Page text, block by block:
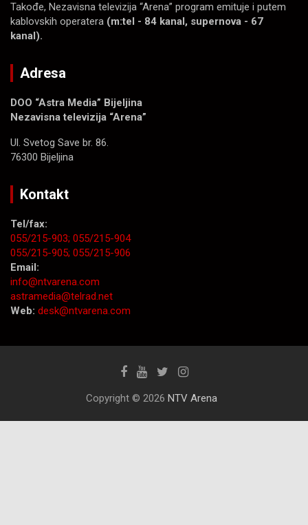
Takođe, Nezavisna televizija “Arena” program emituje i putem
kablovskih operatera (m:tel - 84 kanal, supernova - 67
kanal).
Adresa
DOO “Astra Media” Bijeljina
Nezavisna televizija “Arena”
Ul. Svetog Save br. 86.
76300 Bijeljina
Kontakt
Tel/fax:
055/215-903; 055/215-904
055/215-905; 055/215-906
Email:
info@ntvarena.com
astramedia@telrad.net
Web: desk@ntvarena.com
Copyright © 2026 NTV Arena